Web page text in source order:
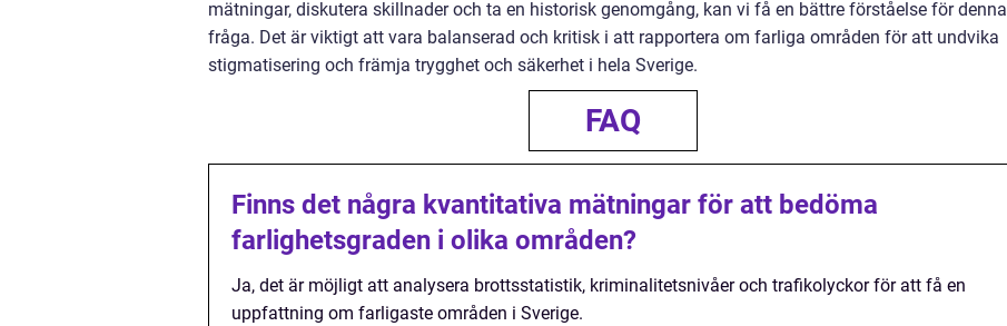
mätningar, diskutera skillnader och ta en historisk genomgång, kan vi få en bättre förståelse för denna
fråga. Det är viktigt att vara balanserad och kritisk i att rapportera om farliga områden för att undvika
stigmatisering och främja trygghet och säkerhet i hela Sverige.
FAQ
Finns det några kvantitativa mätningar för att bedöma
farlighetsgraden i olika områden?
Ja, det är möjligt att analysera brottsstatistik, kriminalitetsnivåer och trafikolyckor för att få en
uppfattning om farligaste områden i Sverige.